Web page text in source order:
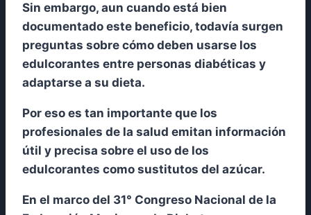
Sin embargo, aun cuando está bien
documentado este beneficio, todavía surgen
preguntas sobre cómo deben usarse los
edulcorantes entre personas diabéticas y
adaptarse a su dieta.
Por eso es tan importante que los
profesionales de la salud emitan información
útil y precisa sobre el uso de los
edulcorantes como sustitutos del azúcar.
En el marco del 31° Congreso Nacional de la